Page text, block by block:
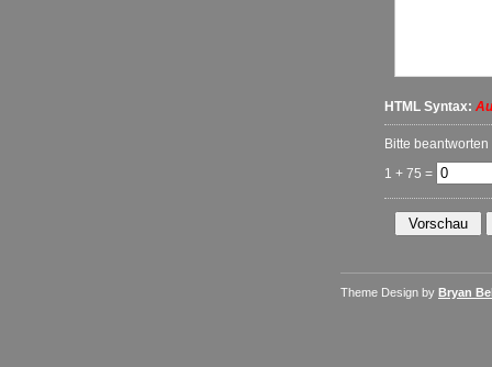
HTML Syntax:
Bitte
1 + 75 =
Theme Design by Bryan